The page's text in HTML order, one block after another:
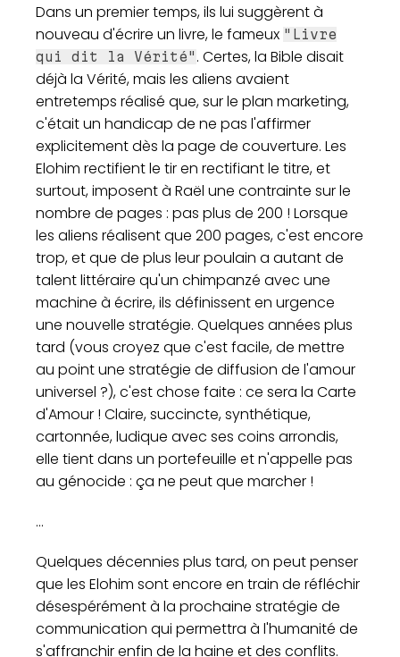
Dans un premier temps, ils lui suggèrent à
nouveau d'écrire un livre, le fameux "Livre
qui dit la Vérité" . Certes, la Bible disait
déjà la Vérité, mais les aliens avaient
entretemps réalisé que, sur le plan marketing,
c'était un handicap de ne pas l'affirmer
explicitement dès la page de couverture. Les
Elohim rectifient le tir en rectifiant le titre, et
surtout, imposent à Raël une contrainte sur le
nombre de pages : pas plus de 200 ! Lorsque
les aliens réalisent que 200 pages, c'est encore
trop, et que de plus leur poulain a autant de
talent littéraire qu'un chimpanzé avec une
machine à écrire, ils définissent en urgence
une nouvelle stratégie. Quelques années plus
tard (vous croyez que c'est facile, de mettre
au point une stratégie de diffusion de l'amour
universel ?), c'est chose faite : ce sera la Carte
d'Amour ! Claire, succincte, synthétique,
cartonnée, ludique avec ses coins arrondis,
elle tient dans un portefeuille et n'appelle pas
au génocide : ça ne peut que marcher !
...
Quelques décennies plus tard, on peut penser
que les Elohim sont encore en train de réfléchir
désespérément à la prochaine stratégie de
communication qui permettra à l'humanité de
s'affranchir enfin de la haine et des conflits.